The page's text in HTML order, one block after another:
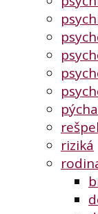
pýcha
riziká